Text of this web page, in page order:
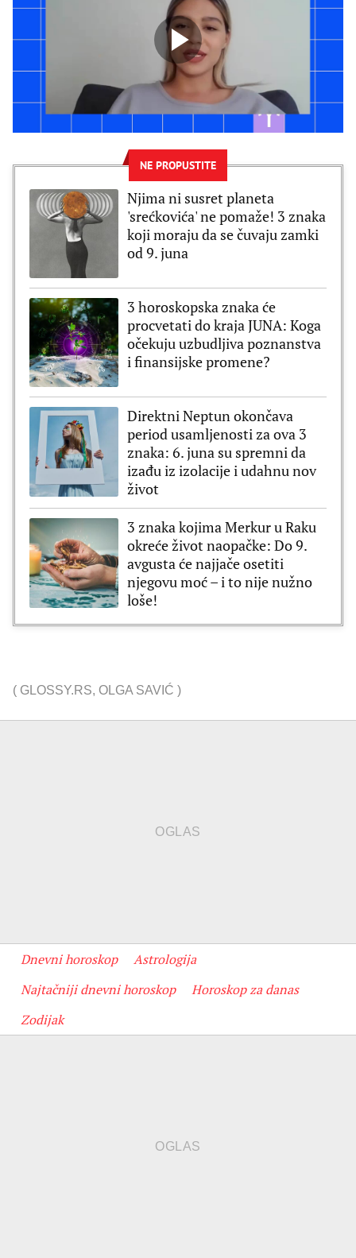
NE PROPUSTITE
Njima ni susret planeta
'srećkovića' ne pomaže! 3 znaka
koji moraju da se čuvaju zamki
od 9. juna
3 horoskopska znaka će
procvetati do kraja JUNA: Koga
očekuju uzbudljiva poznanstva
i finansijske promene?
Direktni Neptun okončava
period usamljenosti za ova 3
znaka: 6. juna su spremni da
izađu iz izolacije i udahnu nov
život
3 znaka kojima Merkur u Raku
okreće život naopačke: Do 9.
avgusta će najjače osetiti
njegovu moć – i to nije nužno
loše!
( GLOSSY.RS, OLGA SAVIĆ )
Dnevni horoskop
Astrologija
Najtačniji dnevni horoskop
Horoskop za danas
Zodijak